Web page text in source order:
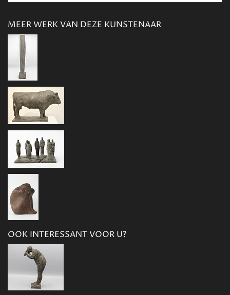
MEER WERK VAN DEZE KUNSTENAAR
OOK INTERESSANT VOOR U?